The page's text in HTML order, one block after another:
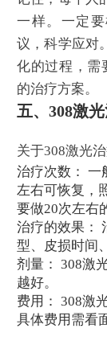
一样。一定
议，科学应对
化的过程，需
的治疗方案。
五、308激
关于308激光
治疗次数： 一
左右可恢复，
要做20次左右
治疗的效果：
型、皮损时间
剂量： 308激
越好。
费用： 308激
具体费用需看